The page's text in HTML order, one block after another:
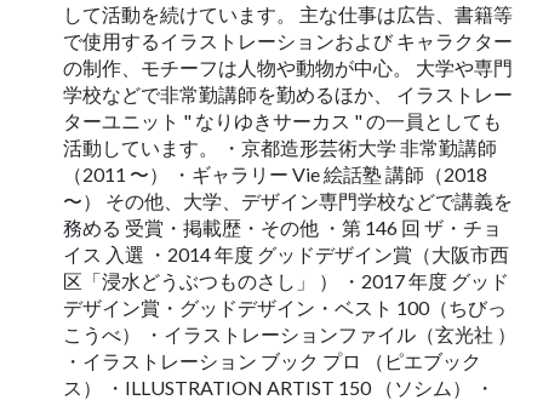
して活動を続けています。 主な仕事は広告、書籍等
で使用するイラストレーションおよび キャラクター
の制作、モチーフは人物や動物が中心。 大学や専門
学校などで非常勤講師を勤めるほか、 イラストレー
ターユニット " なりゆきサーカス " の一員としても
活動しています。 ・京都造形芸術大学 非常勤講師
（2011 〜） ・ギャラリー Vie 絵話塾 講師（2018
〜） その他、大学、デザイン専門学校などで講義を
務める 受賞・掲載歴・その他 ・第 146 回 ザ・チョ
イス 入選 ・2014 年度 グッドデザイン賞（大阪市西
区「浸水どうぶつものさし」 ） ・2017 年度 グッド
デザイン賞・グッドデザイン・ベスト 100（ちびっ
こうべ） ・イラストレーションファイル（玄光社 ）
・イラストレーション ブック プロ （ピエブック
ス） ・ILLUSTRATION ARTIST 150 （ソシム） ・